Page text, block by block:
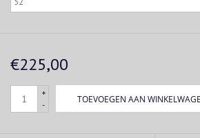
€225,00
+
-
TOEVOEGEN AAN